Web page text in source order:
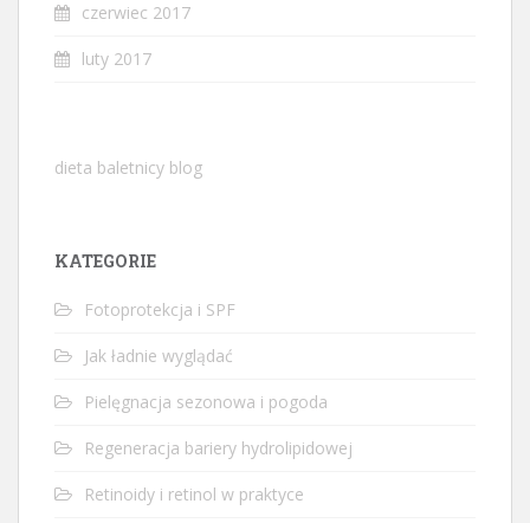
czerwiec 2017
luty 2017
dieta baletnicy blog
KATEGORIE
Fotoprotekcja i SPF
Jak ładnie wyglądać
Pielęgnacja sezonowa i pogoda
Regeneracja bariery hydrolipidowej
Retinoidy i retinol w praktyce